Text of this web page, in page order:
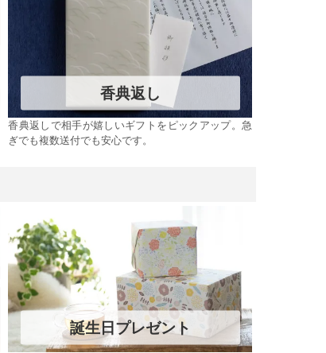
香典返し
香典返しで相手が嬉しいギフトをピックアップ。急
ぎでも複数送付でも安心です。
誕生日プレゼント